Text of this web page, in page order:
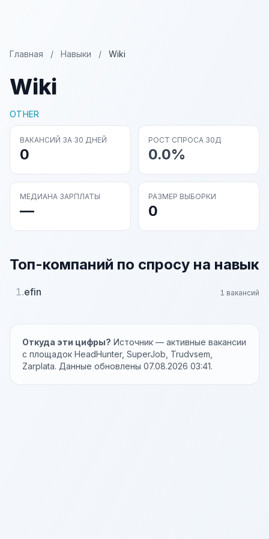
Главная / Навыки / Wiki
Wiki
OTHER
ВАКАНСИЙ ЗА 30 ДНЕЙ
0
РОСТ СПРОСА 30Д
0.0%
МЕДИАНА ЗАРПЛАТЫ
—
РАЗМЕР ВЫБОРКИ
0
Топ-компаний по спросу на навык
1.efin 1 вакансий
Откуда эти цифры? Источник — активные вакансии
с площадок HeadHunter, SuperJob, Trudvsem,
Zarplata. Данные обновлены 07.08.2026 03:41.